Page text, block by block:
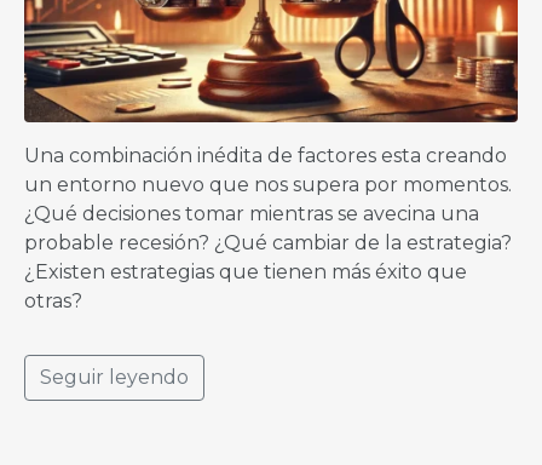
Una combinación inédita de factores esta creando
un entorno nuevo que nos supera por momentos.
¿Qué decisiones tomar mientras se avecina una
probable recesión? ¿Qué cambiar de la estrategia?
¿Existen estrategias que tienen más éxito que
otras?
Seguir leyendo